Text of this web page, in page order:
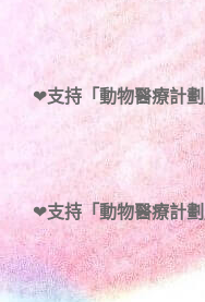
❤支持「動物醫療計
❤支持「動物醫療計